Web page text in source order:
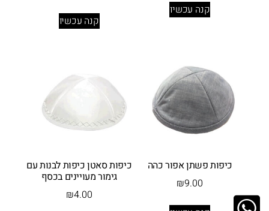
קנה עכשיו
קנה עכשיו
כיפות פשתן אפור כהה
₪9.00
כיפות סאטן כיפות לבנות עם
גימור מעויינים בכסף
₪4.00